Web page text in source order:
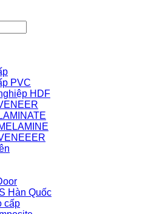
PVC
HDF
Hàn Quốc
cấp